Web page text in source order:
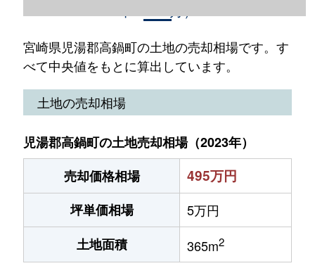
宮崎県児湯郡高鍋町の土地の売却相場です。す
べて中央値をもとに算出しています。
土地の売却相場
児湯郡高鍋町の土地売却相場（2023年）
売却価格相場
495万円
坪単価相場
5万円
土地面積
365m2